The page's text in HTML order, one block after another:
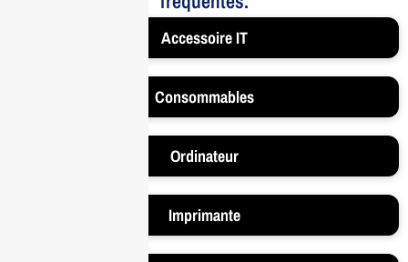
Accessoire IT
Consommables
Ordinateur
Imprimante